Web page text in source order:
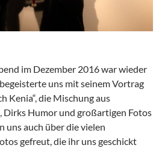
im Dezember 2016 war wieder
uns mit seinem Vortrag
Kenia“, die Mischung aus
Dirks Humor und großartigen Fotos
uns auch über die vielen
gefreut, die ihr uns geschickt